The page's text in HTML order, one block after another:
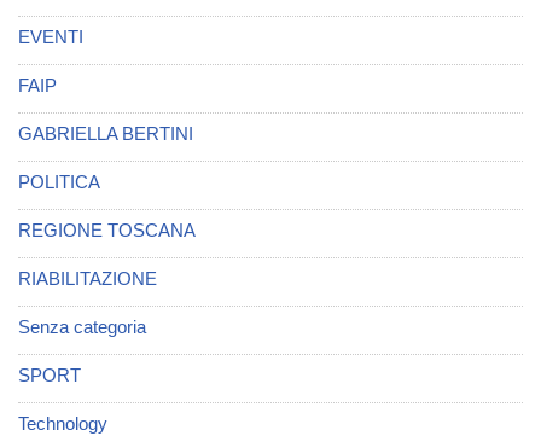
EVENTI
FAIP
GABRIELLA BERTINI
POLITICA
REGIONE TOSCANA
RIABILITAZIONE
Senza categoria
SPORT
Technology